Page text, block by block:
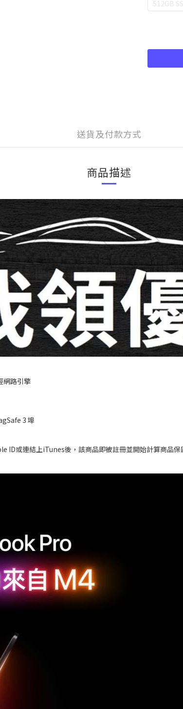
512GB
送貨及付款方式
商品描述
網路引擎
3 埠
或連結上iTunes後，該商品即被註冊並開始計算商品